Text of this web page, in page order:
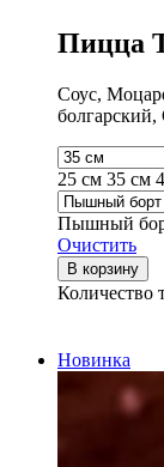
Пицца
Соус,
25 см 35 см
Пышный
Очистить
В корзину
Количество
Новинка